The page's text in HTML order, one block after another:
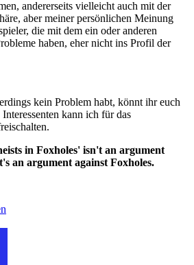
andererseits vielleicht auch mit der
aber meiner persönlichen Meinung
die mit dem ein oder anderen
haben, eher nicht ins Profil der
kein Problem habt, könnt ihr euch
kann ich für das
in Foxholes' isn't an argument
an argument against Foxholes.